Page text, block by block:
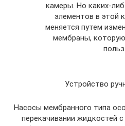
камеры. Но каких-
элементов в этой
меняется путем
мембраны,
Устройство
Насосы мембранного типа
перекачивании жидкостей